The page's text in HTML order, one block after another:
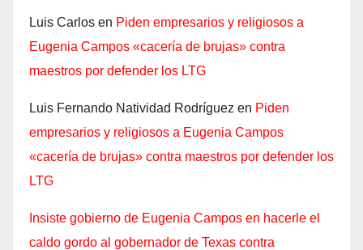
Luis Carlos en Piden empresarios y religiosos a
Eugenia Campos «cacería de brujas» contra
maestros por defender los LTG
Luis Fernando Natividad Rodríguez en Piden
empresarios y religiosos a Eugenia Campos
«cacería de brujas» contra maestros por defender los
LTG
Insiste gobierno de Eugenia Campos en hacerle el
caldo gordo al gobernador de Texas contra